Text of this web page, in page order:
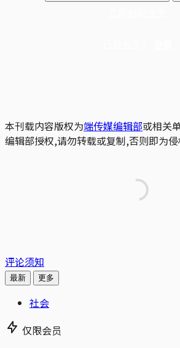
本刊载内容版权为端传媒编辑部或相关
编辑部授权,请勿转载或复制,否则即为侵
评论须知
最新 更多
社会
仅限会员